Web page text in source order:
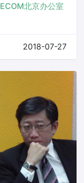
北京办公室
2018-07-27